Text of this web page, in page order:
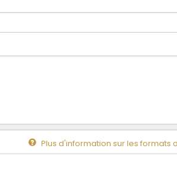
Plus d'information sur les formats